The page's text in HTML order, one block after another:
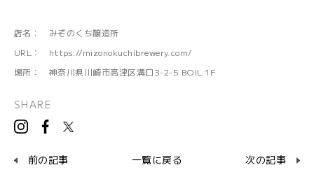
店名：
みぞのくち醸造所
URL：
https://mizonokuchibrewery.com/
場所：
神奈川県川崎市高津区溝口3-2-5 BOIL 1F
SHARE
前の記事 一覧に戻る 次の記事